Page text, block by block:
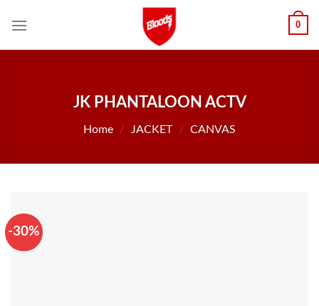
0
JK PHANTALOON ACTV
Home / JACKET / CANVAS
-30%